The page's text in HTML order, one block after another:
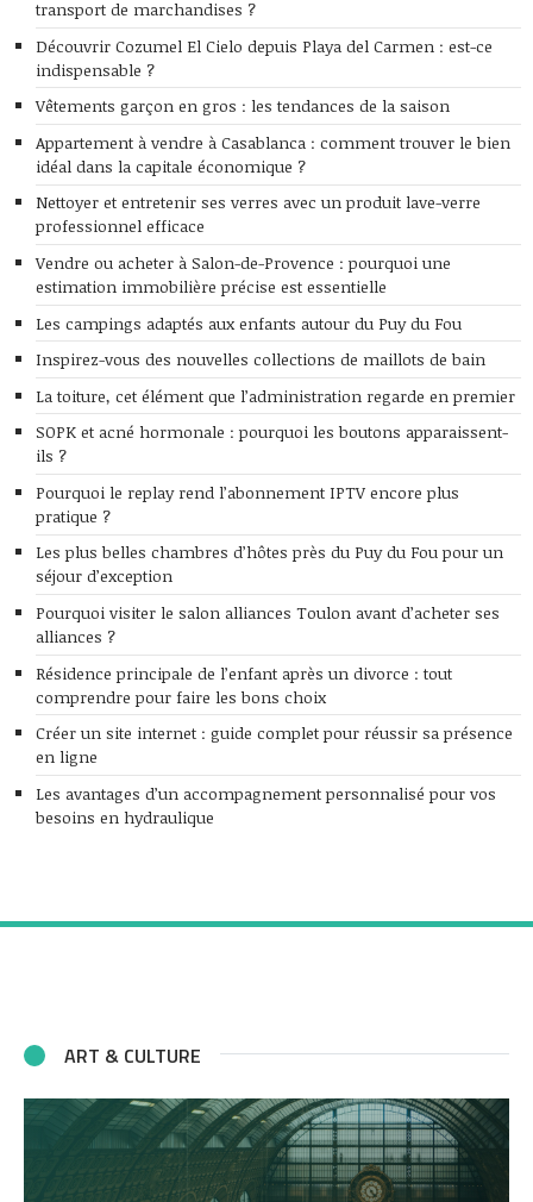
transport de marchandises ?
Découvrir Cozumel El Cielo depuis Playa del Carmen : est-ce
indispensable ?
Vêtements garçon en gros : les tendances de la saison
Appartement à vendre à Casablanca : comment trouver le bien
idéal dans la capitale économique ?
Nettoyer et entretenir ses verres avec un produit lave-verre
professionnel efficace
Vendre ou acheter à Salon-de-Provence : pourquoi une
estimation immobilière précise est essentielle
Les campings adaptés aux enfants autour du Puy du Fou
Inspirez-vous des nouvelles collections de maillots de bain
La toiture, cet élément que l’administration regarde en premier
SOPK et acné hormonale : pourquoi les boutons apparaissent-
ils ?
Pourquoi le replay rend l’abonnement IPTV encore plus
pratique ?
Les plus belles chambres d’hôtes près du Puy du Fou pour un
séjour d’exception
Pourquoi visiter le salon alliances Toulon avant d’acheter ses
alliances ?
Résidence principale de l’enfant après un divorce : tout
comprendre pour faire les bons choix
Créer un site internet : guide complet pour réussir sa présence
en ligne
Les avantages d’un accompagnement personnalisé pour vos
besoins en hydraulique
ART & CULTURE